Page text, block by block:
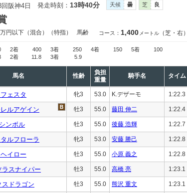
阪神4日 発走時刻： 13時40分 天候 曇 芝 良
円以下 （混合）（特指） 馬齢 コース： 1,400 メートル （芝・右）
2着 400 3着 250 4着 150 5着
100
2着 11.8 3着 5.9
馬名 性齢
負担
重量
騎手名 タイム
ェスタ 牝3 53.0 K.デザーモ 1:22.3
ルアゲイン 牡3 55.0 藤田 伸二 1:22.4
ンボル 牡3 55.0 後藤 浩輝 1:22.7
ルフローラ 牝3 53.0 安藤 勝己 1:22.8
イロー 牡3 55.0 小原 義之 1:22.8
ラスナイパー 牡3 55.0 高橋 亮 1:23.1
スドラゴン 牡3 55.0 熊沢 重文 1:23.1